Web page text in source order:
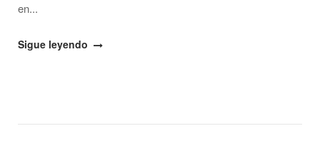
en...
"Comer
Sigue leyendo